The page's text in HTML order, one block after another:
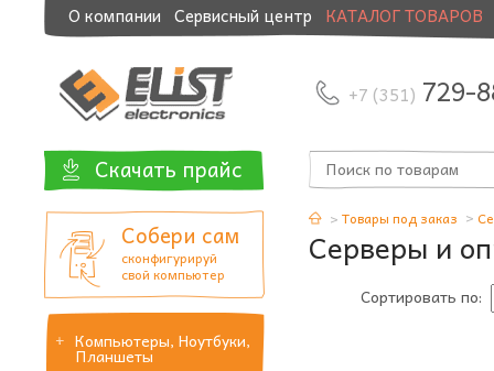
О компании Сервисный центр КАТАЛОГ ТОВАРОВ
+7 (351) 729-
Скачать прайс
Собери сам
сконфигурируй
свой компьютер
Компьютеры, Ноутбуки,
Планшеты
Товары под заказ
Серверы и
Сортировать по: